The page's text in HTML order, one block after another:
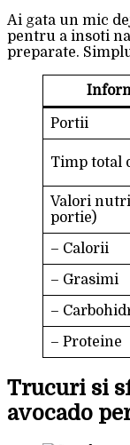
Ai gata un mic
pentru a insoti
preparate.
Portii
Timp total
Valori
portie)
– Calorii
– Grasimi
–
– Proteine
Trucuri si
avocado